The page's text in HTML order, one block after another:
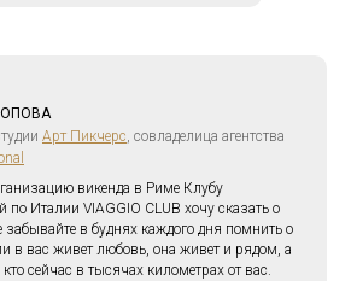
Арт Пикчерс, cовладелица агентства
викенда в Риме Клубу
по Италии VIAGGIO CLUB хочу сказать о
забывайте в буднях каждого дня помнить о
в вас живет любовь, она живет и рядом, а
кто сейчас в тысячах километрах от вас.